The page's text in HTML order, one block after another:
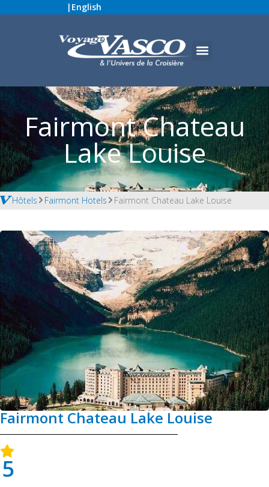
| English
Fairmont Chateau
Lake Louise
Hôtels Fairmont Hotels Fairmont Chateau Lake Louise
Fairmont Chateau Lake Louise
5